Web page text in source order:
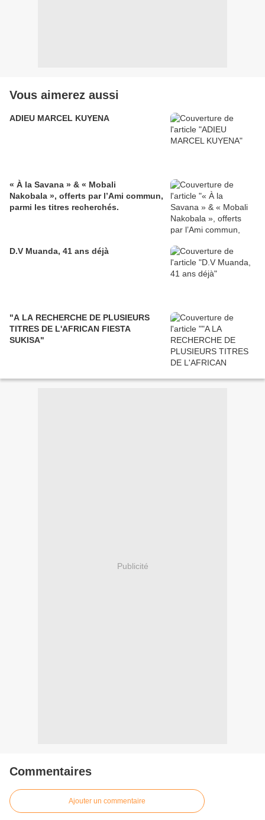
Vous aimerez aussi
ADIEU MARCEL KUYENA
« À la Savana » & « Mobali
Nakobala », offerts par l’Ami commun,
parmi les titres recherchés.
D.V Muanda, 41 ans déjà
"A LA RECHERCHE DE PLUSIEURS
TITRES DE L'AFRICAN FIESTA
SUKISA"
Publicité
Commentaires
Ajouter un commentaire